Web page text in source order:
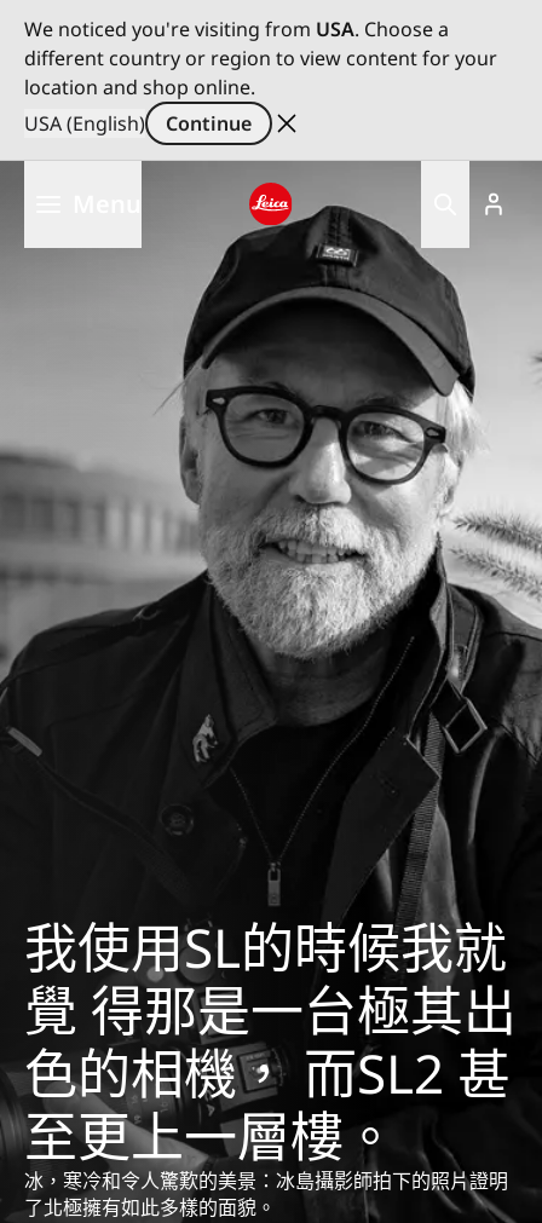
We noticed you're visiting from USA. Choose a
different country or region to view content for your
location and shop online.
USA (English)
Continue
Leica logo - Home
我使用SL的時候我就
覺 得那是一台極其出
色的相機， 而SL2 甚
至更上一層樓。
冰，寒冷和令人驚歎的美景：冰島攝影師拍下的照片證明
了北極擁有如此多樣的面貌。